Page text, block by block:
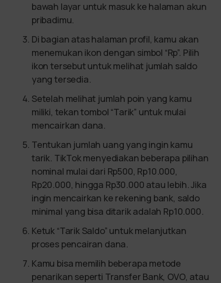
bawah layar untuk masuk ke halaman akun
pribadimu.
Di bagian atas halaman profil, kamu akan
menemukan ikon dengan simbol “Rp”. Pilih
ikon tersebut untuk melihat jumlah saldo
yang tersedia.
Setelah melihat jumlah poin yang kamu
miliki, tekan tombol “Tarik” untuk mulai
mencairkan dana.
Tentukan jumlah uang yang ingin kamu
tarik. TikTok menyediakan beberapa pilihan
nominal mulai dari Rp500, Rp10.000,
Rp20.000, hingga Rp30.000 atau lebih. Jika
ingin mencairkan ke rekening bank, saldo
minimal yang bisa ditarik adalah Rp10.000.
Ketuk “Tarik Saldo” untuk melanjutkan
proses pencairan dana.
Kamu bisa memilih beberapa metode
penarikan seperti Transfer Bank, OVO, atau